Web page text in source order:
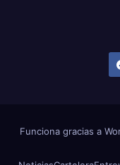
Funciona gracias a